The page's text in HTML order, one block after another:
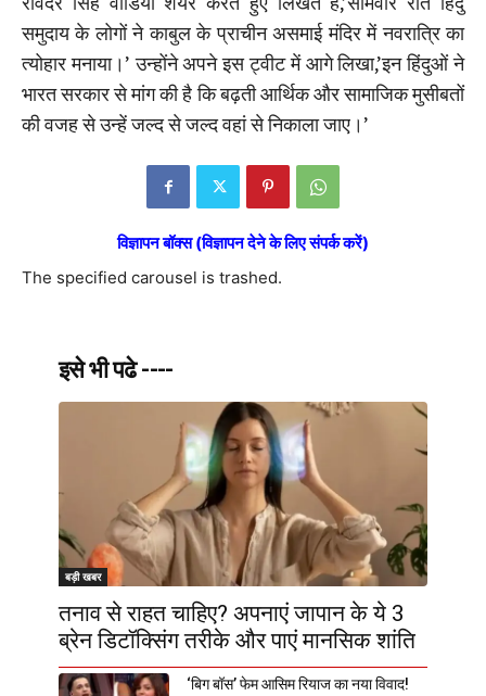
समुदाय के लोगों ने काबुल के प्राचीन असमाई मंदिर में नवरात्रि का
त्योहार मनाया।’ उन्होंने अपने इस ट्वीट में आगे लिखा,’इन हिंदुओं ने
भारत सरकार से मांग की है कि बढ़ती आर्थिक और सामाजिक मुसीबतों
की वजह से उन्हें जल्द से जल्द वहां से निकाला जाए।’
विज्ञापन बॉक्स (विज्ञापन देने के लिए संपर्क करें)
The specified carousel is trashed.
इसे भी पढे ----
बड़ी खबर
तनाव से राहत चाहिए? अपनाएं जापान के ये 3
ब्रेन डिटॉक्सिंग तरीके और पाएं मानसिक शांति
‘बिग बॉस’ फेम आसिम रियाज का नया विवाद!